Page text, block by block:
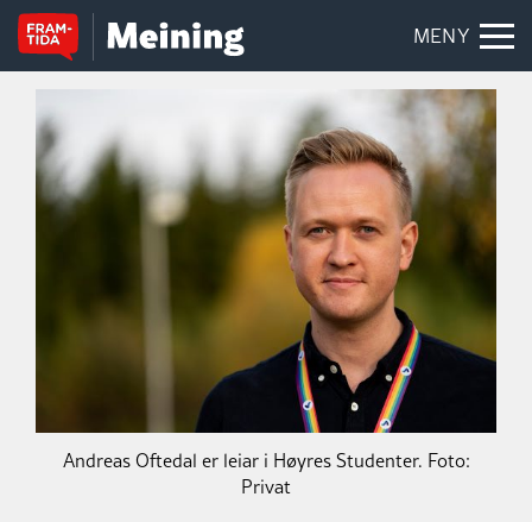
MENY
Andreas Oftedal er leiar i Høyres Studenter. Foto:
Privat